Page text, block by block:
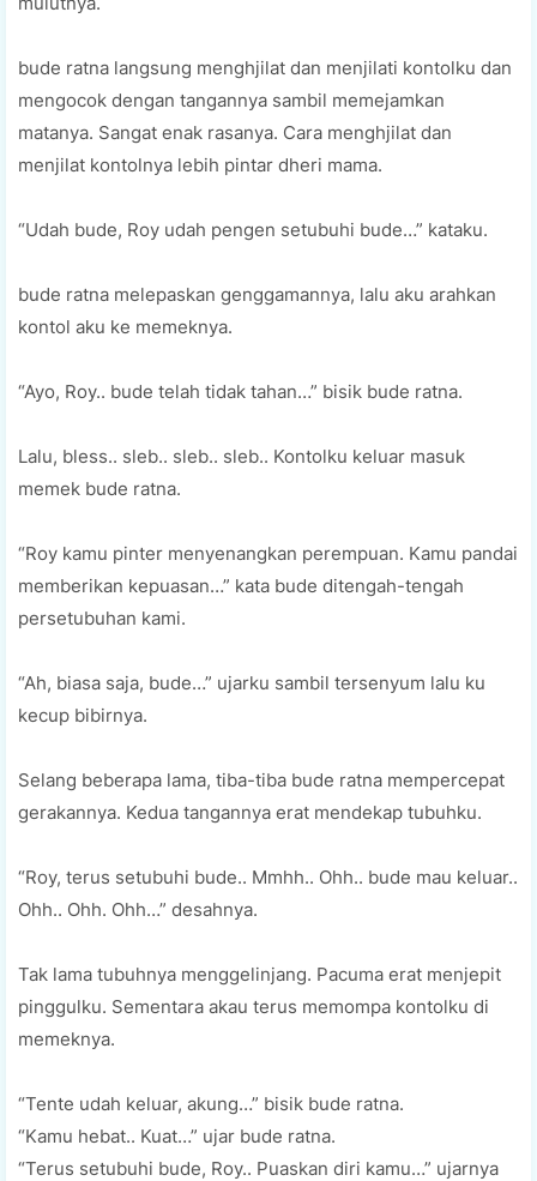
bude ratna langsung menghjilat dan menjilati kontolku dan
mengocok dengan tangannya sambil memejamkan
matanya. Sangat enak rasanya. Cara menghjilat dan
menjilat kontolnya lebih pintar dheri mama.
“Udah bude, Roy udah pengen setubuhi bude…” kataku.
bude ratna melepaskan genggamannya, lalu aku arahkan
kontol aku ke memeknya.
“Ayo, Roy.. bude telah tidak tahan…” bisik bude ratna.
Lalu, bless.. sleb.. sleb.. sleb.. Kontolku keluar masuk
memek bude ratna.
“Roy kamu pinter menyenangkan perempuan. Kamu pandai
memberikan kepuasan…” kata bude ditengah-tengah
persetubuhan kami.
“Ah, biasa saja, bude…” ujarku sambil tersenyum lalu ku
kecup bibirnya.
Selang beberapa lama, tiba-tiba bude ratna mempercepat
gerakannya. Kedua tangannya erat mendekap tubuhku.
“Roy, terus setubuhi bude.. Mmhh.. Ohh.. bude mau keluar..
Ohh.. Ohh. Ohh…” desahnya.
Tak lama tubuhnya menggelinjang. Pacuma erat menjepit
pinggulku. Sementara akau terus memompa kontolku di
memeknya.
“Tente udah keluar, akung…” bisik bude ratna.
“Kamu hebat.. Kuat…” ujar bude ratna.
“Terus setubuhi bude, Roy.. Puaskan diri kamu…” ujarnya